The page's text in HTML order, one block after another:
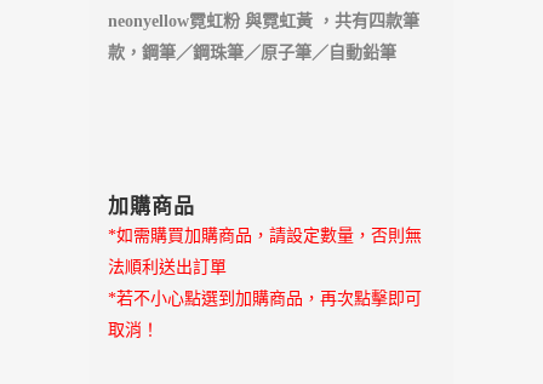
neonyellow霓虹粉 與霓虹黃 ，共有四款筆
款，鋼筆／鋼珠筆／原子筆／自動鉛筆
加購商品
*如需購買加購商品，請設定數量，否則無
法順利送出訂單
*若不小心點選到加購商品，再次點擊即可
取消！